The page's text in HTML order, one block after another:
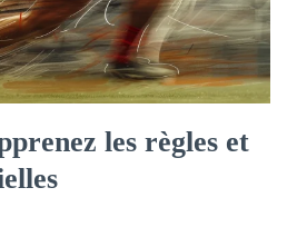
les règles et